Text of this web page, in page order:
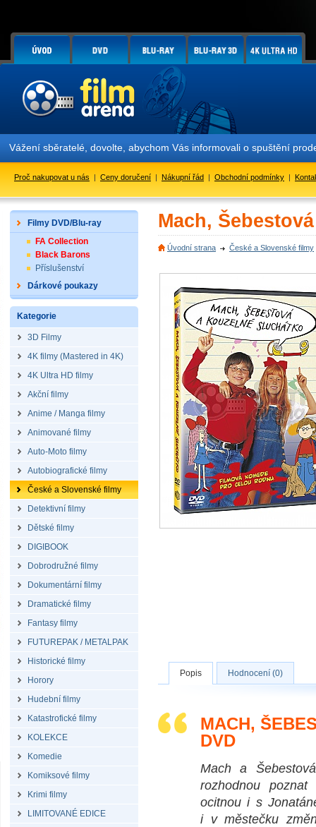
Vážení sběratelé, dovolte, abychom Vás informovali o spuštění
Proč nakupovat u nás | Ceny doručení | Nákupní řád | Obchodní podmínky |
Filmy DVD/Blu-ray
FA Collection
Black Barons
Příslušenství
Dárkové poukazy
Kategorie
3D Filmy
4K filmy (Mastered in 4K)
4K Ultra HD filmy
Akční filmy
Anime / Manga filmy
Animované filmy
Auto-Moto filmy
Autobiografické filmy
České a Slovenské filmy
Detektivní filmy
Dětské filmy
DIGIBOOK
Dobrodružné filmy
Dokumentární filmy
Dramatické filmy
Fantasy filmy
FUTUREPAK / METALPAK
Historické filmy
Horory
Hudební filmy
Katastrofické filmy
KOLEKCE
Komedie
Komiksové filmy
Krimi filmy
LIMITOVANÉ EDICE
Mach,
Úvodní strana České a Slovenské filmy
Popis Hodnocení (0)
MACH,
DVD
Mach a
rozhodnou
ocitnou i s
i v městečku